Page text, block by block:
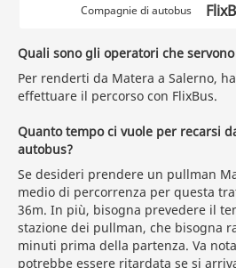
Compagnie di autobus
Quali sono gli operatori che
Per renderti da Matera a Salerno,
effettuare il percorso con FlixBus.
Quanto tempo ci vuole per recarsi
autobus?
Se desideri prendere un pullman
medio di percorrenza per questa
36m. In più, bisogna prevedere il
stazione dei pullman, che bisogna
minuti prima della partenza. Va
potrebbe essere ritardata se si